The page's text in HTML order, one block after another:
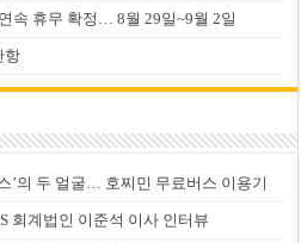
속 휴무 확정… 8월 29일~9월 2일
항
’의 두 얼굴… 호찌민 무료버스 이용기
회계법인 이준석 이사 인터뷰